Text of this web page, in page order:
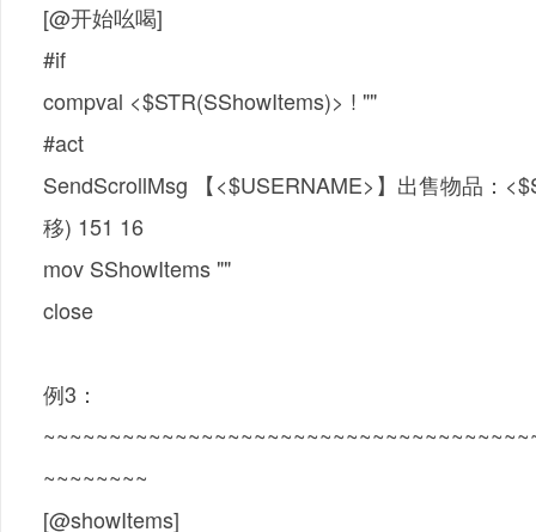
[@开始吆喝]
#if
compval <$STR(SShowItems)> ! ""
#act
SendScrollMsg 【<$USERNAME>】出售物品：
移) 151 16
mov SShowItems ""
close
例3：
~~~~~~~~
[@showItems]